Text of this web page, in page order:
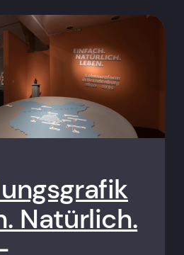
Natürlich.